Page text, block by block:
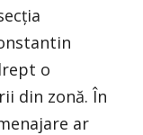
o
din zonă. În
ar